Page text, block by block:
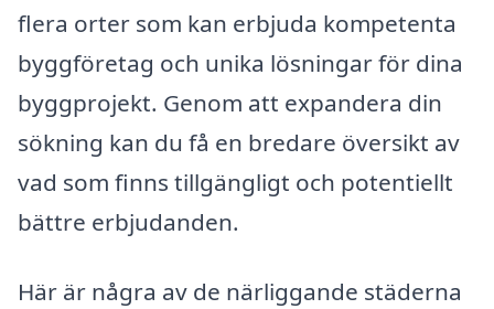
flera orter som kan erbjuda kompetenta
byggföretag och unika lösningar för dina
byggprojekt. Genom att expandera din
sökning kan du få en bredare översikt av
vad som finns tillgängligt och potentiellt
bättre erbjudanden.
Här är några av de närliggande städerna